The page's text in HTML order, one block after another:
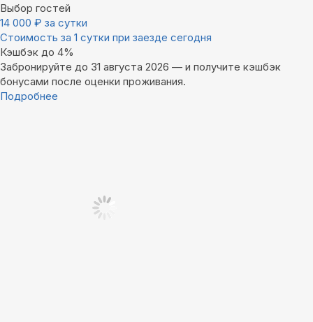
Выбор гостей
14 000 ₽ за сутки
Стоимость за 1 сутки при заезде сегодня
Кэшбэк до 4%
Забронируйте до 31 августа 2026 — и получите кэшбэк
бонусами после оценки проживания.
Подробнее